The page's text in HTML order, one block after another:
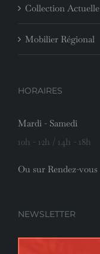
Collection Actuelle
Mobilier Régional
HORAIRES
Mardi - Samedi
10h - 12h / 14h - 18h
Ou sur Rendez-vous
NEWSLETTER